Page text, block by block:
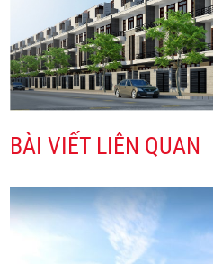
BÀI VIẾT LIÊN QUAN